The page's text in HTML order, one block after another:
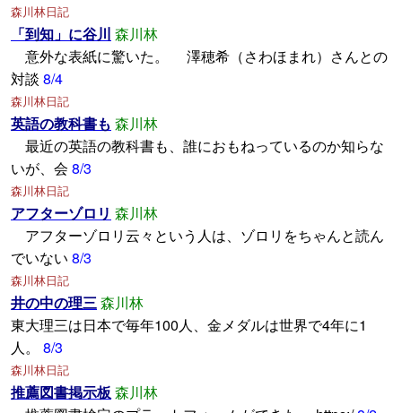
森川林日記
「到知」に谷川 森川林
意外な表紙に驚いた。 澤穂希（さわほまれ）さんとの
対談 8/4
森川林日記
英語の教科書も 森川林
最近の英語の教科書も、誰におもねっているのか知らな
いが、会 8/3
森川林日記
アフターゾロリ 森川林
アフターゾロリ云々という人は、ゾロリをちゃんと読ん
でいない 8/3
森川林日記
井の中の理三森川林
東大理三は日本で毎年100人、金メダルは世界で4年に1
人。 8/3
森川林日記
推薦図書掲示板森川林